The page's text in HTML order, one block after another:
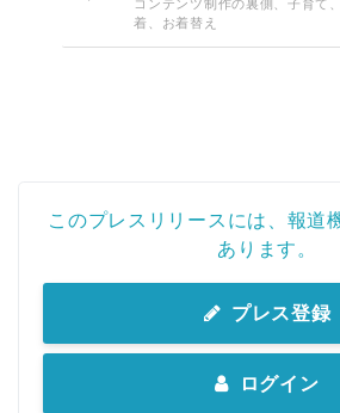
コンテンツ制作の裏側、子育て
着、お着替え
このプレスリリースには、報道
あります。
プレス登録
ログイン